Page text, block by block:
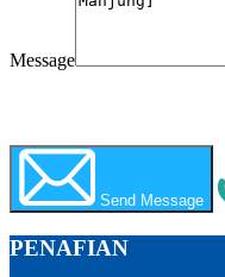
Message
Send Message
PENAFIAN